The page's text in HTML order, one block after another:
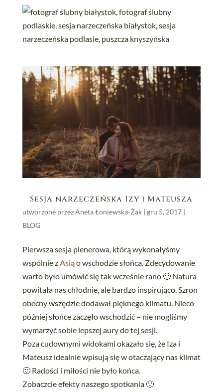
Sesja narzeczeńska Izy i Mateusza
utworzone przezAneta Łoniewska-Żak| gru 5, 2017|
BLOG
Pierwsza sesja plenerowa, którą wykonałyśmy
wspólnie zAsiąo wschodzie słońca. Zdecydowanie
warto było umówić się tak wcześnie rano 🙂 Natura
powitała nas chłodnie, ale bardzo inspirująco. Szron
obecny wszędzie dodawał pięknego klimatu. Nieco
później słońce zaczęło wschodzić – nie mogliśmy
wymarzyć sobie lepszej aury do tej sesji.
Poza cudownymi widokami okazało się, że Iza i
Mateusz idealnie wpisują się w otaczający nas klimat
🙂 Radości i miłości nie było końca.
Zobaczcie efekty naszego spotkania 🙂